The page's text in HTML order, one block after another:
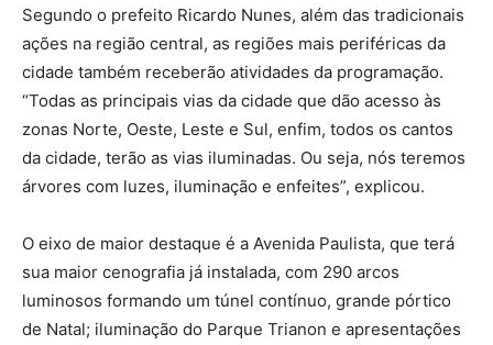
Segundo o prefeito Ricardo Nunes, além das tradicionais
ações na região central, as regiões mais periféricas da
cidade também receberão atividades da programação.
“Todas as principais vias da cidade que dão acesso às
zonas Norte, Oeste, Leste e Sul, enfim, todos os cantos
da cidade, terão as vias iluminadas. Ou seja, nós teremos
árvores com luzes, iluminação e enfeites”, explicou.
O eixo de maior destaque é a Avenida Paulista, que terá
sua maior cenografia já instalada, com 290 arcos
luminosos formando um túnel contínuo, grande pórtico
de Natal; iluminação do Parque Trianon e apresentações